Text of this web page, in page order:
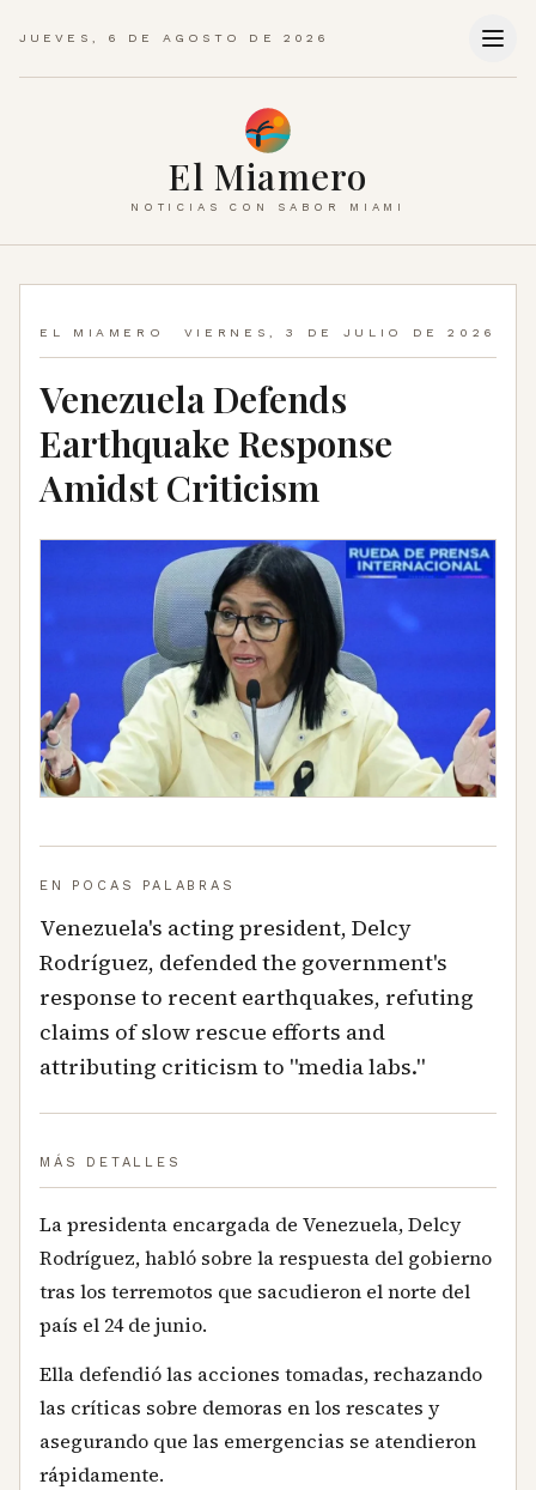
JUEVES, 6 DE AGOSTO DE 2026
El Miamero
NOTICIAS CON SABOR MIAMI
EL MIAMERO VIERNES, 3 DE JULIO DE 2026
Venezuela Defends
Earthquake Response
Amidst Criticism
EN POCAS PALABRAS
Venezuela's acting president, Delcy
Rodríguez, defended the government's
response to recent earthquakes, refuting
claims of slow rescue efforts and
attributing criticism to "media labs."
MÁS DETALLES
La presidenta encargada de Venezuela, Delcy
Rodríguez, habló sobre la respuesta del gobierno
tras los terremotos que sacudieron el norte del
país el 24 de junio.
Ella defendió las acciones tomadas, rechazando
las críticas sobre demoras en los rescates y
asegurando que las emergencias se atendieron
rápidamente.